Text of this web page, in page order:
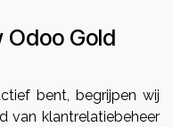
Odoo Gold
bent, begrijpen wij
van klantrelatiebeheer